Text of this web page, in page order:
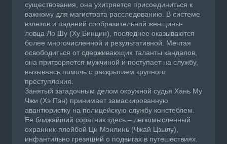
существования, она ухитряется присоединиться к
важному для магистрата расследованию. В системе
взлетов и падений сообразительной женщины-
ловца Ло Шу (Ху Бинцин), последнее оказываются
более многочисленной и результативной. Мечтая
освободиться от сдерживающих таланты кандалов,
она притворяется мужчиной и поступает на службу,
вызываясь помочь с раскрытием крупного
преступления.
Занятый загадочным делом окружной судья Хань Му
Чжи (Хэ Пэн) принимает замаскированную
авантюристку на полицейскую службу констеблем.
Ее ближайший соратник здесь – легкомысленный
охранник-плейбой Ци Мэнлинь (Чжай Цзылу),
инфантильно грезящий о подвигах в путешествиях.